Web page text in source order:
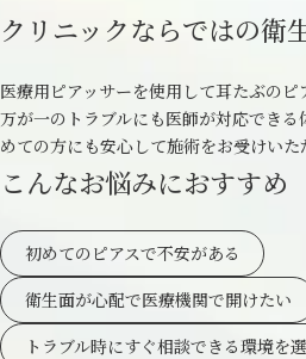
クリニックならではの衛
医療用ピアッサーを使用して耳たぶのピ
万が一のトラブルにも医師が対応でき
めての方にも安心して施術をお受けいた
こんなお悩みにおすすめ
初めてのピアスで不安がある
衛生面が心配で医療機関で開けたい
トラブル時にすぐ相談できる環境を